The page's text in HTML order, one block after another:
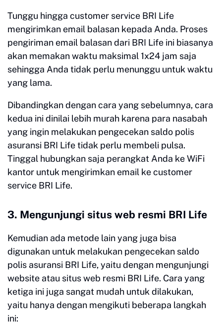
Tunggu hingga customer service BRI Life
mengirimkan email balasan kepada Anda. Proses
pengiriman email balasan dari BRI Life ini biasanya
akan memakan waktu maksimal 1x24 jam saja
sehingga Anda tidak perlu menunggu untuk waktu
yang lama.
Dibandingkan dengan cara yang sebelumnya, cara
kedua ini dinilai lebih murah karena para nasabah
yang ingin melakukan pengecekan saldo polis
asuransi BRI Life tidak perlu membeli pulsa.
Tinggal hubungkan saja perangkat Anda ke WiFi
kantor untuk mengirimkan email ke customer
service BRI Life.
3. Mengunjungi situs web resmi BRI Life
Kemudian ada metode lain yang juga bisa
digunakan untuk melakukan pengecekan saldo
polis asuransi BRI Life, yaitu dengan mengunjungi
website atau situs web resmi BRI Life. Cara yang
ketiga ini juga sangat mudah untuk dilakukan,
yaitu hanya dengan mengikuti beberapa langkah
ini: